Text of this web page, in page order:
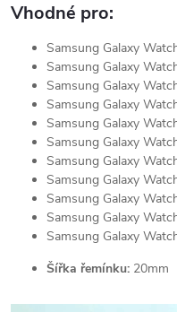
Vhodné pro:
Samsung Galaxy
Samsung Galaxy
Samsung Galaxy
Samsung Galaxy
Samsung Galaxy
Samsung Galaxy
Samsung Galaxy
Samsung Galaxy
Samsung Galaxy
Samsung Galaxy
Samsung Galaxy
Šířka řemínku: 20mm